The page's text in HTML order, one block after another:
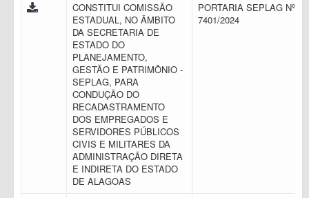
CONSTITUI COMISSÃO
ESTADUAL, NO ÂMBITO
DA SECRETARIA DE
ESTADO DO
PLANEJAMENTO,
GESTÃO E PATRIMÔNIO -
SEPLAG, PARA
CONDUÇÃO DO
RECADASTRAMENTO
DOS EMPREGADOS E
SERVIDORES PÚBLICOS
CIVIS E MILITARES DA
ADMINISTRAÇÃO DIRETA
E INDIRETA DO ESTADO
DE ALAGOAS
PORTARIA SEPLAG Nº
7401/2024